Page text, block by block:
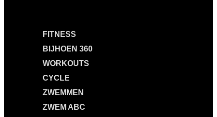
FITNESS
BIJHOEN 360
WORKOUTS
CYCLE
ZWEMMEN
ZWEM ABC